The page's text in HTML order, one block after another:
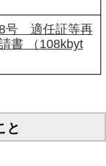
号 適任証等再
書 （108kbyt
と